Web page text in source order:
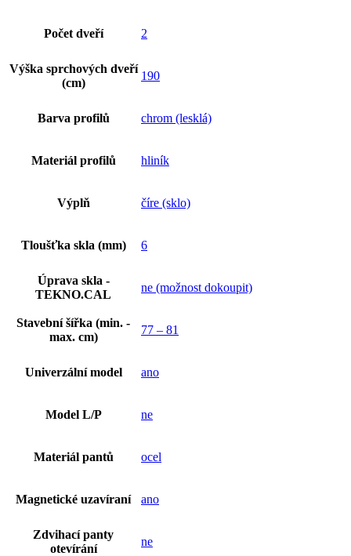
Počet dveří 2
Výška sprchových dveří
(cm)
190
Barva profilů chrom (lesklá)
Materiál profilů hliník
Výplň číre (sklo)
Tloušťka skla (mm) 6
Úprava skla -
TEKNO.CAL
ne (možnost dokoupit)
Stavební šířka (min. -
max. cm)
77 – 81
Univerzální model ano
Model L/P ne
Materiál pantů ocel
Magnetické uzavíraní ano
Zdvihací panty
otevírání
ne